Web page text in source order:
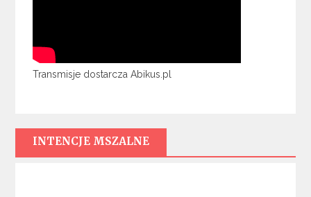
Transmisje dostarcza Abikus.pl
INTENCJE MSZALNE